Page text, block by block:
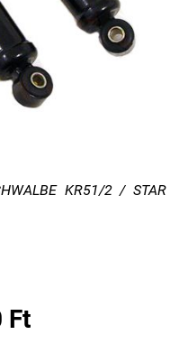
KR51/2 / STAR
Ft